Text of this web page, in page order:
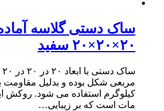
ساک دستی گلاسه آماده
ساک دستی
مربعی شکل بوده و بدلیل مقاومت بالا
کیلوگرم استفاده می شود. روکش این
مات است که بر زیبایی…